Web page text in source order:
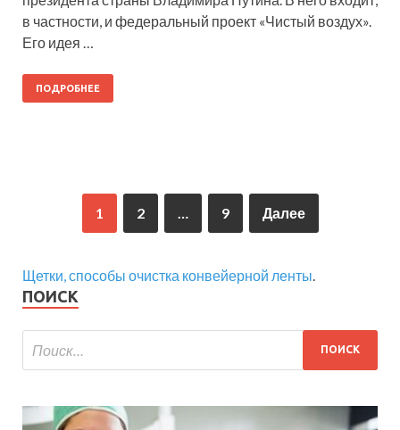
в частности, и федеральный проект «Чистый воздух».
Его идея …
ПОДРОБНЕЕ
1 2 9 Далее
Щетки, способы очистка конвейерной ленты
ПОИСК